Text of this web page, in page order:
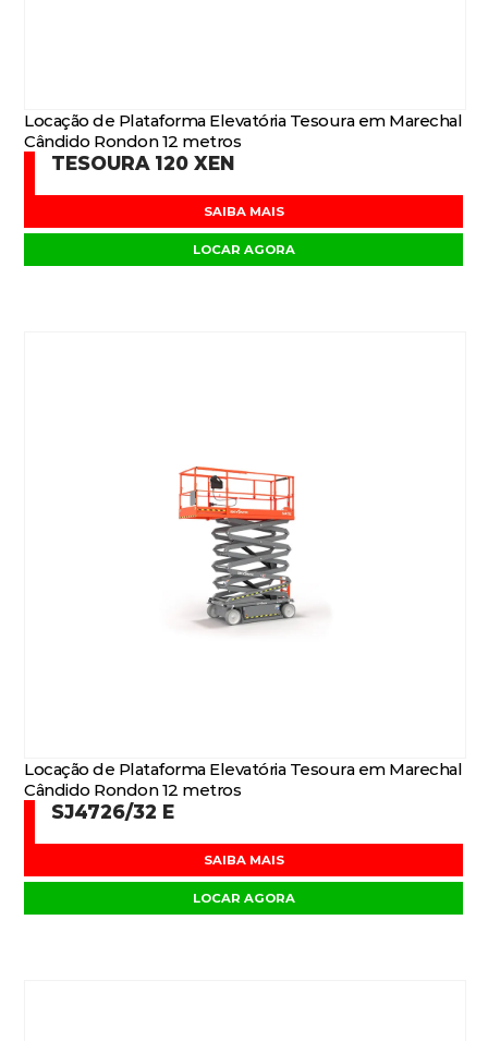
Locação de Plataforma Elevatória Tesoura em Marechal
Cândido Rondon 12 metros
TESOURA 120 XEN
SAIBA MAIS
LOCAR AGORA
Locação de Plataforma Elevatória Tesoura em Marechal
Cândido Rondon 12 metros
SJ4726/32 E
SAIBA MAIS
LOCAR AGORA